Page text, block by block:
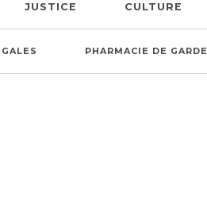
JUSTICE CULTURE
PHARMACIE DE GARDE